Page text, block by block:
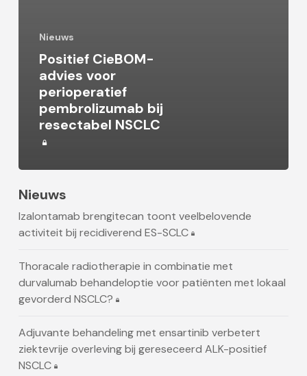
Nieuws
Positief CieBOM-
advies voor
perioperatief
pembrolizumab bij
resectabel NSCLC
Nieuws
Izalontamab brengitecan toont veelbelovende
activiteit bij recidiverend ES-SCLC
Thoracale radiotherapie in combinatie met
durvalumab behandeloptie voor patiënten met lokaal
gevorderd NSCLC?
Adjuvante behandeling met ensartinib verbetert
ziektevrije overleving bij gereseceerd ALK-positief
NSCLC